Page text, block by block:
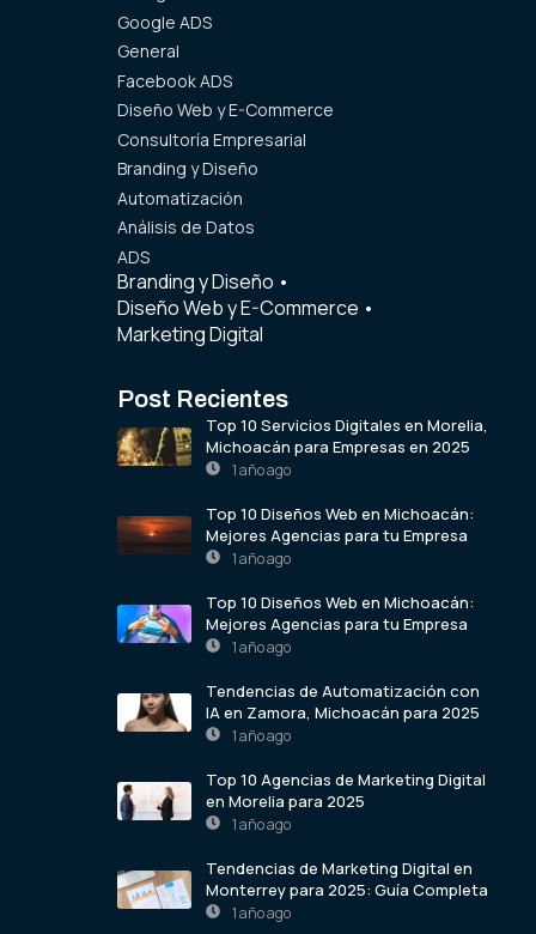
Google ADS
General
Facebook ADS
Diseño Web y E-Commerce
Consultoría Empresarial
Branding y Diseño
Automatización
Análisis de Datos
ADS
Branding y Diseño •
Diseño Web y E-Commerce •
Marketing Digital
Post Recientes
Top 10 Servicios Digitales en Morelia,
Michoacán para Empresas en 2025
1 año ago
Top 10 Diseños Web en Michoacán:
Mejores Agencias para tu Empresa
1 año ago
Top 10 Diseños Web en Michoacán:
Mejores Agencias para tu Empresa
1 año ago
Tendencias de Automatización con
IA en Zamora, Michoacán para 2025
1 año ago
Top 10 Agencias de Marketing Digital
en Morelia para 2025
1 año ago
Tendencias de Marketing Digital en
Monterrey para 2025: Guía Completa
1 año ago